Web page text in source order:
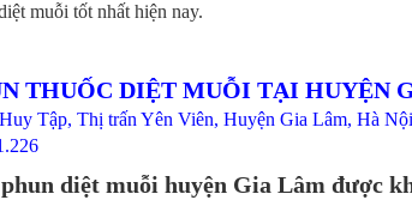
muỗi tốt nhất hiện nay.
THUỐC DIỆT MUỖI TẠI HUYỆN
Tập, Thị trấn Yên Viên, Huyện Gia Lâm, Hà Nội
diệt muỗi huyện Gia Lâm được